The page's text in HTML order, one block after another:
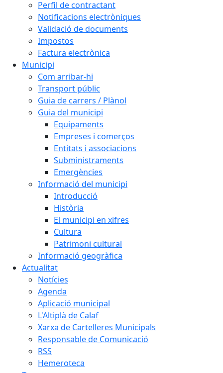
Perfil de contractant
Notificacions electròniques
Validació de documents
Impostos
Factura electrònica
Municipi
Com arribar-hi
Transport públic
Guia de carrers / Plànol
Guia del municipi
Equipaments
Empreses i comerços
Entitats i associacions
Subministraments
Emergències
Informació del municipi
Introducció
Història
El municipi en xifres
Cultura
Patrimoni cultural
Informació geogràfica
Actualitat
Notícies
Agenda
Aplicació municipal
L'Altiplà de Calaf
Xarxa de Cartelleres Municipals
Responsable de Comunicació
RSS
Hemeroteca